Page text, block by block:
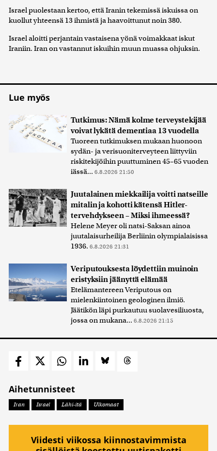
Israel puolestaan kertoo, että Iranin tekemissä iskuissa on
kuollut yhteensä 13 ihmistä ja haavoittunut noin 380.
Israel aloitti perjantain vastaisena yönä voimakkaat iskut
Iraniin. Iran on vastannut iskuihin muun muassa ohjuksin.
Lue myös
Tutkimus: Nämä kolme terveystekijää
voivat lykätä dementiaa 13 vuodella
Tuoreen tutkimuksen mukaan huonoon
sydän- ja verisuoniterveyteen liittyviin
riskitekijöihin puuttuminen 45–65 vuoden
iässä... 6.8.2026 21:50
Juutalainen miekkailija voitti natseille
mitalin ja kohotti kätensä Hitler-
tervehdykseen – Miksi ihmeessä?
Helene Meyer oli natsi-Saksan ainoa
juutalaisurheilija Berliinin olympialaisissa
1936. 6.8.2026 21:31
Veriputouksesta löydettiin muinoin
eristyksiin jäänyttä elämää
Etelämantereen Veriputous on
mielenkiintoinen geologinen ilmiö.
Jäätikön läpi purkautuu suolavesiliuosta,
jossa on mukana... 6.8.2026 21:15
Aihetunnisteet
Iran Israel Lähi-itä Ulkomaat
Viidesti viikossa kiinnostavimmista